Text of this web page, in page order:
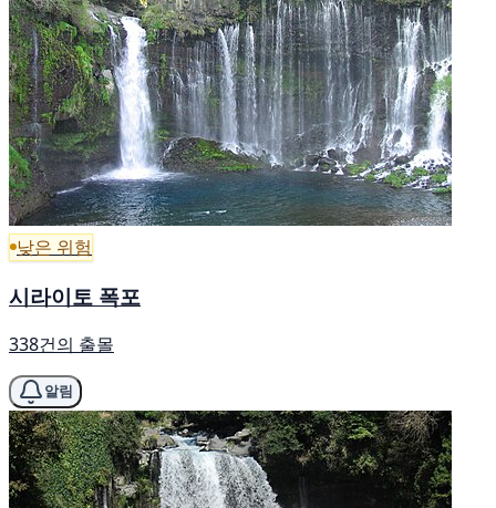
낮은 위험
시라이토 폭포
338건의 출몰
알림